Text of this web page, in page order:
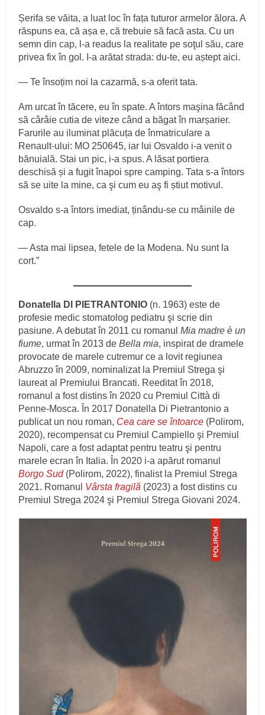
Șerifa se văita, a luat loc în fața tuturor armelor ălora. A
răspuns ea, că așa e, că trebuie să facă asta. Cu un
semn din cap, l‑a readus la realitate pe soţul său, care
privea fix în gol. I‑a arătat strada: du‑te, eu aștept aici.
— Te însoțim noi la cazarmă, s‑a oferit tata.
Am urcat în tăcere, eu în spate. A întors maşina făcând
să cârâie cutia de viteze când a băgat în marșarier.
Farurile au iluminat plăcuța de înmatriculare a
Renault-ului: MO 250645, iar lui Osvaldo i‑a venit o
bănuială. Stai un pic, i‑a spus. A lăsat portiera
deschisă și a fugit înapoi spre camping. Tata s‑a întors
să se uite la mine, ca şi cum eu aş fi știut motivul.
Osvaldo s‑a întors imediat, ținându‑se cu mâinile de
cap.
— Asta mai lipsea, fetele de la Modena. Nu sunt la
cort.”
Donatella DI PIETRANTONIO (n. 1963) este de
profesie medic stomatolog pediatru şi scrie din
pasiune. A debutat în 2011 cu romanulMia madre è un
fiume, urmat în 2013 deBella mia, inspirat de dramele
provocate de marele cutremur ce a lovit regiunea
Abruzzo în 2009, nominalizat la Premiul Strega şi
laureat al Premiului Brancati. Reeditat în 2018,
romanul a fost distins în 2020 cu Premiul Città di
Penne-Mosca. În 2017 Donatella Di Pietrantonio a
publicat un nou roman, Cea care se întoarce (Polirom,
2020), recompensat cu Premiul Campiello şi Premiul
Napoli, care a fost adaptat pentru teatru şi pentru
marele ecran în Italia. În 2020 i-a apărut romanul
Borgo Sud (Polirom, 2022), finalist la Premiul Strega
2021. Romanul Vârsta fragilă (2023) a fost distins cu
Premiul Strega 2024 şi Premiul Strega Giovani 2024.